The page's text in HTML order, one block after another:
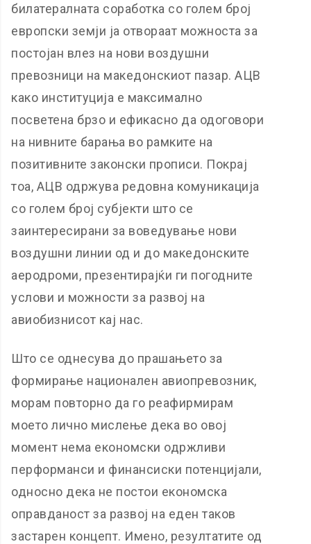
билатералната соработка со голем број
европски земји ја отвораат можноста за
постојан влез на нови воздушни
превозници на македонскиот пазар. АЦВ
како институција е максимално
посветена брзо и ефикасно да одоговори
на нивните барања во рамките на
позитивните законски прописи. Покрај
тоа, АЦВ одржува редовна комуникација
со голем број субјекти што се
заинтересирани за воведување нови
воздушни линии од и до македонските
аеродроми, презентирајќи ги погодните
услови и можности за развој на
авиобизнисот кај нас.
Што се однесува до прашањето за
формирање национален авиопревозник,
морам повторно да го реафирмирам
моето лично мислење дека во овој
момент нема економски одржливи
перформанси и финансиски потенцијали,
односно дека не постои економска
оправданост за развој на еден таков
застарен концепт. Имено, резултатите од